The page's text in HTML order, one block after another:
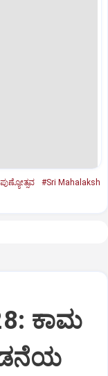
#Sri Mahalaksh
ಕಾಮ